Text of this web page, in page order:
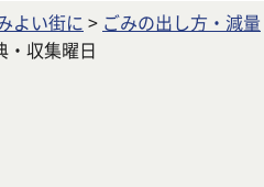
よい街に > ごみの出し方・減量
・収集曜日